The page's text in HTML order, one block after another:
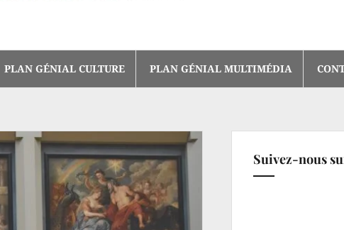
PLAN GÉNIAL CULTURE PLAN GÉNIAL MULTIMÉDIA
Suivez-nous